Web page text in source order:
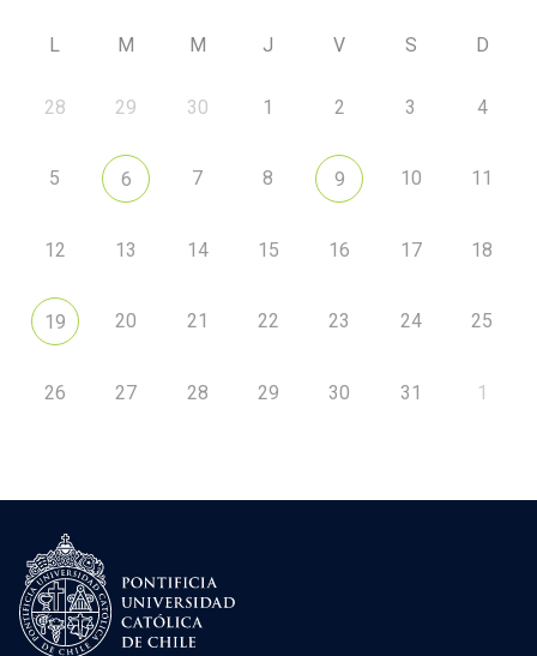
L M M J V S D
28 29 30 1 2 3 4
5 6 7 8 9 10 11
12 13 14 15 16 17 18
19 20 21 22 23 24 25
26 27 28 29 30 31 1